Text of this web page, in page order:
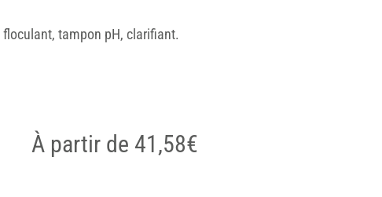
tampon pH, clarifiant.
À partir de 41,58€